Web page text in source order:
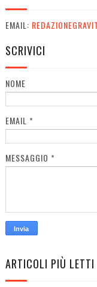
EMAIL:
SCRIVICI
NOME
EMAIL *
MESSAGGIO *
ARTICOLI PIÙ LETTI